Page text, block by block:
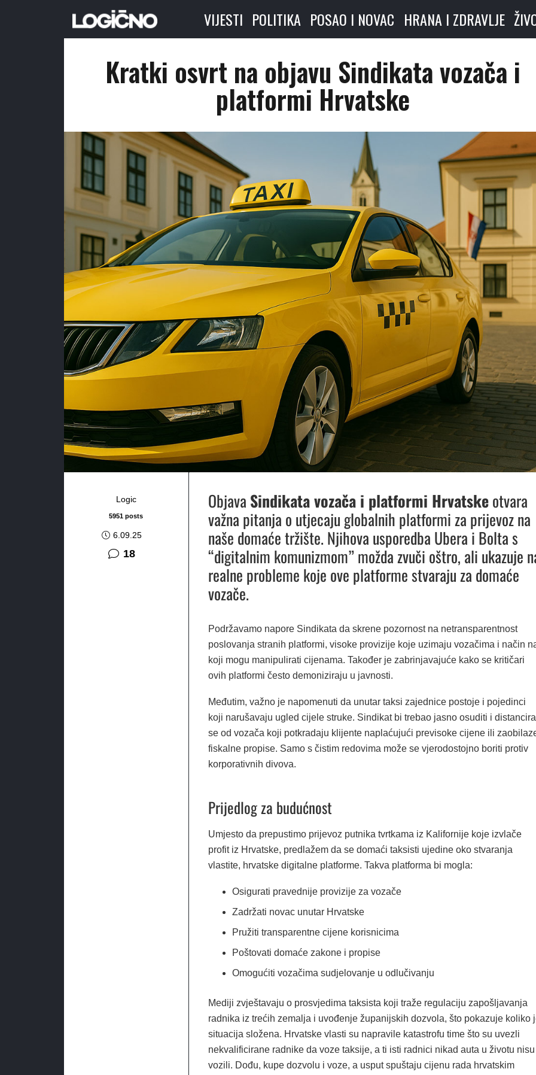
VIJESTI POLITIKA POSAO I NOVAC HRANA I ZDRAVLJE
Kratki osvrt na objavu Sindikata vozača i
platformi Hrvatske
Logic
5951 posts
6.09.25
18komentara
Objava Sindikata vozača i platformi Hrvatskeotvara
važna pitanja o utjecaju globalnih platformi za prijevoz na
naše domaće tržište. Njihova usporedba Ubera i Bolta s
“digitalnim komunizmom” možda zvuči oštro, ali ukazuje
realne probleme koje ove platforme stvaraju za domaće
vozače.
Podržavamo napore Sindikata da skrene pozornost na netransparentnost
poslovanja stranih platformi, visoke provizije koje uzimaju vozačima i način
koji mogu manipulirati cijenama. Također je zabrinjavajuće kako se kritičari
ovih platformi često demoniziraju u javnosti.
Međutim, važno je napomenuti da unutar taksi zajednice postoje i pojedinci
koji narušavaju ugled cijele struke. Sindikat bi trebao jasno osuditi i
se od vozača koji potkradaju klijente naplaćujući previsoke cijene ili
fiskalne propise. Samo s čistim redovima može se vjerodostojno boriti protiv
korporativnih divova.
Prijedlog za budućnost
Umjesto da prepustimo prijevoz putnika tvrtkama iz Kalifornije koje izvlače
profit iz Hrvatske, predlažem da se domaći taksisti ujedine oko stvaranja
vlastite, hrvatske digitalne platforme. Takva platforma bi mogla:
Osigurati pravednije provizije za vozače
Zadržati novac unutar Hrvatske
Pružiti transparentne cijene korisnicima
Poštovati domaće zakone i propise
Omogućiti vozačima sudjelovanje u odlučivanju
Mediji zvještavaju o prosvjedima taksista koji traže regulaciju zapošljavanja
radnika iz trećih zemalja i uvođenje županijskih dozvola, što pokazuje koliko
situacija složena. Hrvatske vlasti su napravile katastrofu time što su uvezli
nekvalificirane radnike da voze taksije, a ti isti radnici nikad auta u životu nisu
vozili. Dođu, kupe dozvolu i voze, a usput spuštaju cijenu rada hrvatskim